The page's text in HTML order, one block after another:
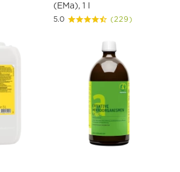
(EMa), 1 l
5.0 (229)